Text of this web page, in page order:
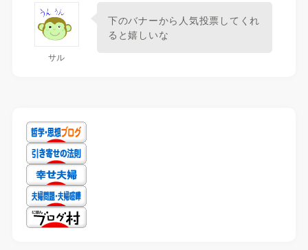
サル
下のバナーから人気投票してくれ
ると嬉しいな